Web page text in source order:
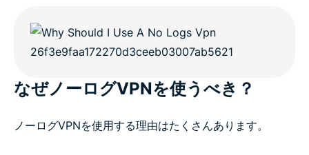
なぜノーログVPNを使うべき？
ノーログVPNを使用する理由はたくさんあります。